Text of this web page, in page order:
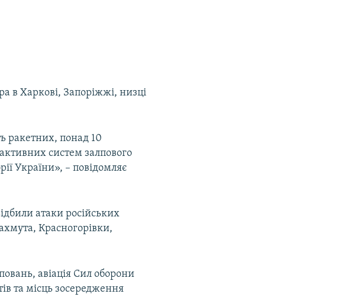
в Харкові, Запоріжжі, низці
ракетних, понад 10
систем залпового
України», – повідомляє
атаки російських
Красногорівки,
авіація Сил оборони
та місць зосередження